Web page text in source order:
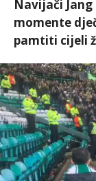
Navijači
momente
pamtiti cijeli